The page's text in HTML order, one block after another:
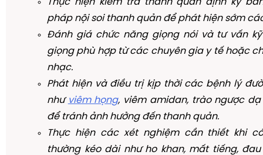
Thực hiện kiểm tra thanh quản định kỳ
pháp nội soi thanh quản để phát hiện sớm
Đánh giá chức năng giọng nói và tư vấn
giọng phù hợp từ các chuyên gia y tế hoặc
nhạc.
Phát hiện và điều trị kịp thời các bệnh lý
như viêm họng, viêm amidan, trào ngược
để tránh ảnh hưởng đến thanh quản.
Thực hiện các xét nghiệm cần thiết khi
thường kéo dài như ho khan, mất tiếng,